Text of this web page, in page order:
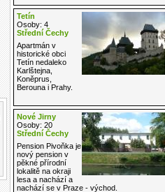
Tetín
Osoby: 4
Střední Čechy
Apartmán v
historické obci
Tetín nedaleko
Karlštejna,
Koněprus,
Berouna i Prahy.
Nové Jirny
Osoby: 20
Střední Čechy
Pension Pivoňka je
nový pension v
pěkné přírodní
lokalitě na okraji
lesa a nachází a
nachází se v Praze - východ.